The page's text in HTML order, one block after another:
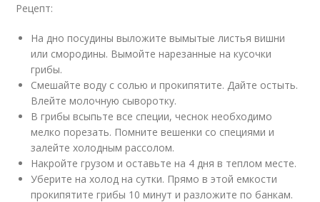
Рецепт:
На дно посудины выложите вымытые листья вишни
или смородины. Вымойте нарезанные на кусочки
грибы.
Смешайте воду с солью и прокипятите. Дайте остыть.
Влейте молочную сыворотку.
В грибы всыпьте все специи, чеснок необходимо
мелко порезать. Помните вешенки со специями и
залейте холодным рассолом.
Накройте грузом и оставьте на 4 дня в теплом месте.
Уберите на холод на сутки. Прямо в этой емкости
прокипятите грибы 10 минут и разложите по банкам.